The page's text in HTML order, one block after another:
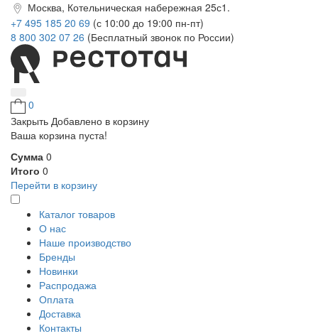
Москва, Котельническая набережная 25с1.
+7 495 185 20 69 (с 10:00 до 19:00 пн-пт)
8 800 302 07 26 (Бесплатный звонок по России)
0
Закрыть Добавлено в корзину
Ваша корзина пуста!
Сумма 0
Итого 0
Перейти в корзину
Каталог товаров
О нас
Наше производство
Бренды
Новинки
Распродажа
Оплата
Доставка
Контакты